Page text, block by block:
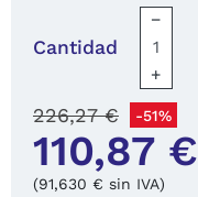
Cantidad
−
+
110,87 €
226,27 € -51%
(91,630 € sin IVA)